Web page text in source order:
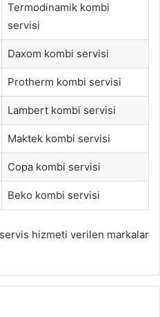
Termodinamik kombi
servisi
Daxom kombi servisi
Protherm kombi servisi
Lambert kombi servisi
Maktek kombi servisi
Copa kombi servisi
Beko kombi servisi
hizmeti verilen markalar